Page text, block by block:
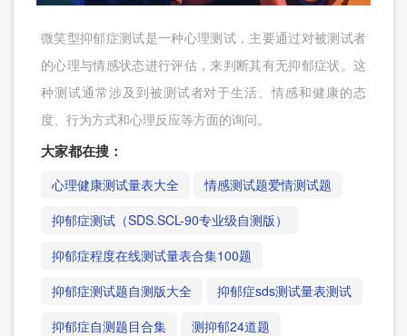
微笑型抑郁症测试是一种心理测试，主要通过对被测试者
的心理与情感状态进行评估，来判断其有无抑郁症状。这
种测试通常涉及到被测试者对于生活、情感和健康的态
度、行为方式和心理反应等方面的询问。
大家都在搜：
心理健康测试量表大全
情感测试题爱情测试题
抑郁症测试（SDS.SCL-90专业级自测版）
抑郁症程度在线测试量表合集100题
抑郁症测试题自测版大全
抑郁症sds测试量表测试
抑郁症自测题目合集
测抑郁24道题